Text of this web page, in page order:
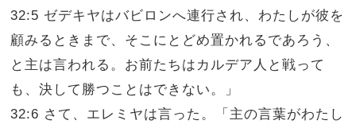
32:5 ゼデキヤはバビロンへ連行され、わたしが彼を
顧みるときまで、そこにとどめ置かれるであろう、
と主は言われる。お前たちはカルデア人と戦って
も、決して勝つことはできない。」
32:6 さて、エレミヤは言った。「主の言葉がわたし